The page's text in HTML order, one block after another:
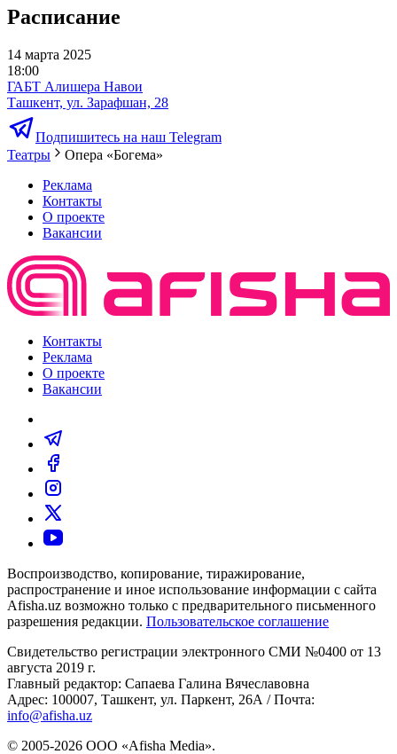
Расписание
14 марта 2025
18:00
ГАБТ Алишера Навои
Ташкент, ул. Зарафшан, 28
Подпишитесь на наш Telegram
Театры
Опера «Богема»
Реклама
Контакты
О проекте
Вакансии
Контакты
Реклама
О проекте
Вакансии
Воспроизводство, копирование, тиражирование,
распространение и иное использование информации с сайта
Afisha.uz возможно только с предварительного письменного
разрешения редакции. Пользовательское соглашение
Свидетельство регистрации электронного СМИ №0400 от 13
августа 2019 г.
Главный редактор: Сапаева Галина Вячеславовна
Адрес: 100007, Ташкент, ул. Паркент, 26А / Почта:
info@afisha.uz
© 2005-2026 ООО «Afisha Media».